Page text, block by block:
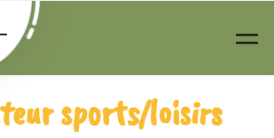
principal
sports/loisirs